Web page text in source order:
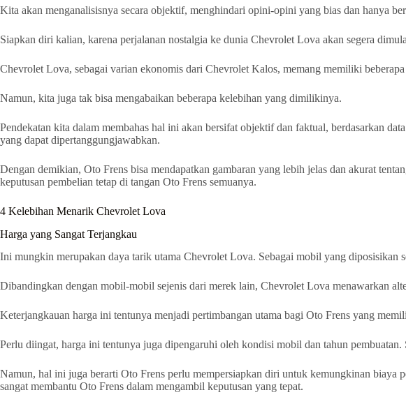
Kita akan menganalisisnya secara objektif, menghindari opini-opini yang bias dan hanya
Siapkan diri kalian, karena perjalanan nostalgia ke dunia Chevrolet Lova akan segera
Chevrolet Lova, sebagai varian ekonomis dari Chevrolet Kalos, memang memiliki
Namun, kita juga tak bisa mengabaikan beberapa kelebihan yang dimilikinya.
Pendekatan kita dalam membahas hal ini akan bersifat objektif dan faktual, berdasarkan
yang dapat dipertanggungjawabkan.
Dengan demikian, Oto Frens bisa mendapatkan gambaran yang lebih jelas dan akurat
keputusan pembelian tetap di tangan Oto Frens semuanya.
4 Kelebihan Menarik Chevrolet Lova
Harga yang Sangat Terjangkau
Ini mungkin merupakan daya tarik utama Chevrolet Lova. Sebagai mobil yang diposisikan
Dibandingkan dengan mobil-mobil sejenis dari merek lain, Chevrolet Lova menawarkan
Keterjangkauan harga ini tentunya menjadi pertimbangan utama bagi Oto Frens yang
Perlu diingat, harga ini tentunya juga dipengaruhi oleh kondisi mobil dan tahun
Namun, hal ini juga berarti Oto Frens perlu mempersiapkan diri untuk kemungkinan biaya
sangat membantu Oto Frens dalam mengambil keputusan yang tepat.